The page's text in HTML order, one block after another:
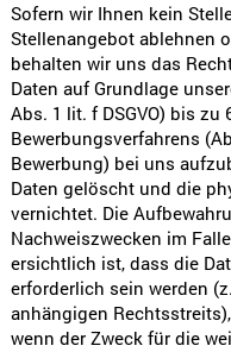
Sofern wir Ihnen kein
Stellenangebot ablehnen
behalten wir uns das
Daten auf Grundlage
Abs. 1 lit. f DSGVO) bis
Bewerbungsverfahrens
Bewerbung) bei uns
Daten gelöscht und die
vernichtet. Die
Nachweiszwecken im
ersichtlich ist, dass die
erforderlich sein werden
anhängigen
wenn der Zweck für die